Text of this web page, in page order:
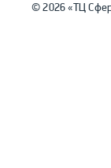
© 2026 «ТЦ